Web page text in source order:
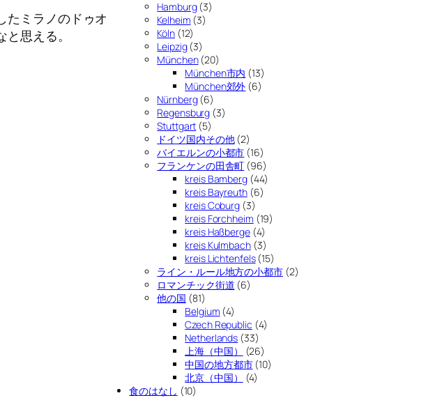
たミラノのドゥオ
思える。
Hamburg(3)
Kelheim (3)
Köln(12)
Leipzig(3)
München(20)
München市内 (13)
München郊外 (6)
Nürnberg(6)
Regensburg (3)
Stuttgart (5)
ドイツ国内その他(2)
バイエルンの小都市 (16)
フランケンの田舎町 (96)
kreis Bamberg(44)
kreis Bayreuth(6)
kreis Coburg (3)
kreis Forchheim (19)
kreis Haßberge(4)
kreis Kulmbach(3)
kreis Lichtenfels(15)
ライン・ルール地方の小都市(2)
ロマンチック街道 (6)
他の国 (81)
Belgium (4)
Czech Republic (4)
Netherlands (33)
上海（中国）
(26)
中国の地方都市(10)
北京（中国）
(4)
食のはなし (10)